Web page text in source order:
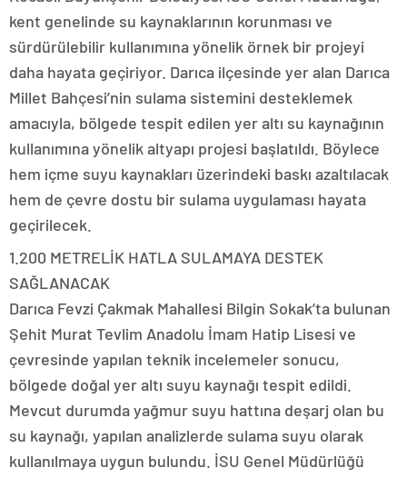
kent genelinde su kaynaklarının korunması ve
sürdürülebilir kullanımına yönelik örnek bir projeyi
daha hayata geçiriyor. Darıca ilçesinde yer alan Darıca
Millet Bahçesi’nin sulama sistemini desteklemek
amacıyla, bölgede tespit edilen yer altı su kaynağının
kullanımına yönelik altyapı projesi başlatıldı. Böylece
hem içme suyu kaynakları üzerindeki baskı azaltılacak
hem de çevre dostu bir sulama uygulaması hayata
geçirilecek.
1.200 METRELİK HATLA SULAMAYA DESTEK
SAĞLANACAK
Darıca Fevzi Çakmak Mahallesi Bilgin Sokak’ta bulunan
Şehit Murat Tevlim Anadolu İmam Hatip Lisesi ve
çevresinde yapılan teknik incelemeler sonucu,
bölgede doğal yer altı suyu kaynağı tespit edildi.
Mevcut durumda yağmur suyu hattına deşarj olan bu
su kaynağı, yapılan analizlerde sulama suyu olarak
kullanılmaya uygun bulundu. İSU Genel Müdürlüğü